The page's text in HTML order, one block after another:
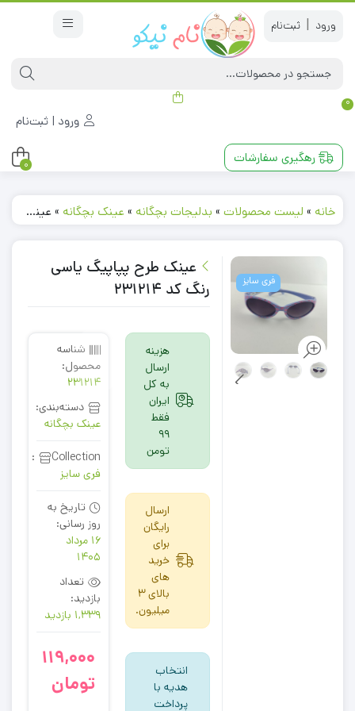
|
0
ورود | ثبت‌نام
رهگیری سفارشات 0
خانه » لیست محصولات » بدلیجات بچگانه »عینک بچگانه »عینک طرح پپاپیگ یاسی رنگ کد 231214
فری سایز
عینک طرح پپاپیگ یاسی
رنگ کد 231214
هزینه
ارسال
به کل
ایران
فقط
99
تومن
ارسال
رایگان
برای
خرید
های
بالای 3
میلیون.
انتخاب
هدیه با
پرداخت
شناسه
محصول:
231214
دسته‌بندی:
عینک بچگانه
Collection:
فری سایز
تاریخ به
روز رسانی:
16 مرداد
1405
تعداد
بازدید:
1,339 بازدید
119,000
تومان